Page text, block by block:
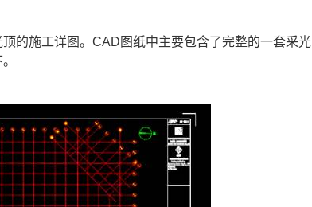
顶的施工详图。CAD图纸中主要包含了完整的一套采光